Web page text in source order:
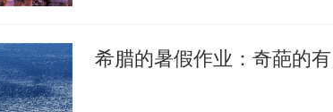
希腊的暑假作业：奇葩的